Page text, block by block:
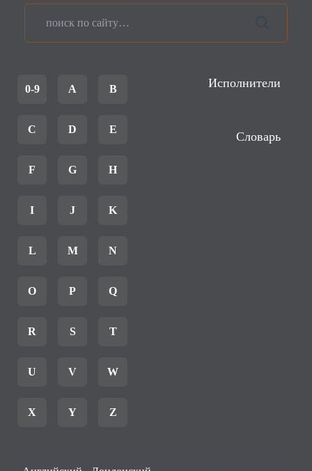
0-9 A B
C D E
F G H
I J K
L M N
O P Q
R S T
U V W
X Y Z
Исполнители
Словарь